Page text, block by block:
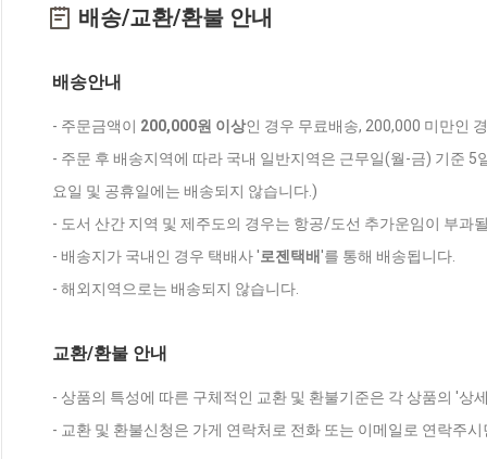
배송/교환/환불 안내
배송안내
- 주문금액이 200,000원 이상인 경우 무료배송, 200,000 미만인
- 주문 후 배송지역에 따라 국내 일반지역은 근무일(월-금) 기준
요일 및 공휴일에는 배송되지 않습니다.)
- 도서 산간 지역 및 제주도의 경우는 항공/도선 추가운임이 부과
- 배송지가 국내인 경우 택배사 '로젠택배'를 통해 배송됩니다.
- 해외지역으로는 배송되지 않습니다.
교환/환불 안내
- 상품의 특성에 따른 구체적인 교환 및 환불기준은 각 상품의 '상
- 교환 및 환불신청은 가게 연락처로 전화 또는 이메일로 연락주